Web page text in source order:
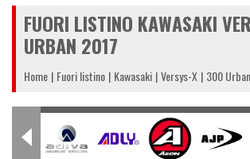
FUORI LISTINO KAWASAKI
URBAN 2017
Home Fuori listino Kawasaki Versys-X 300